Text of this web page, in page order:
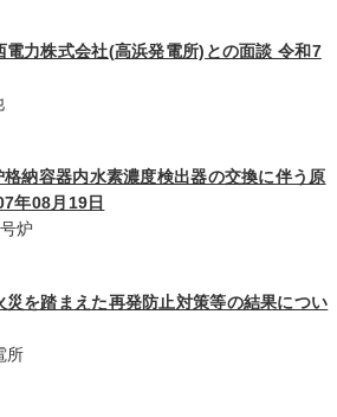
電力株式会社(高浜発電所)との面談 令和7
納容器内水素濃度検出器の交換に伴う原
年08月19日
炉
を踏まえた再発防止対策等の結果につい
所